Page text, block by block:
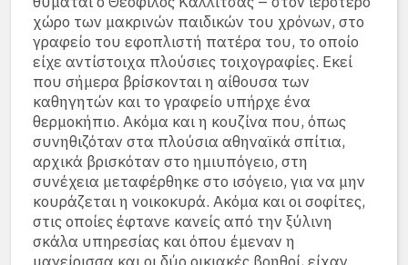
χώρο των μακρινών παιδικών του χρόνων, στο
γραφείο του εφοπλιστή πατέρα του, το οποίο
είχε αντίστοιχα πλούσιες τοιχογραφίες. Εκεί
που σήμερα βρίσκονται η αίθουσα των
καθηγητών και το γραφείο υπήρχε ένα
θερμοκήπιο. Ακόμα και η κουζίνα που, όπως
συνηθιζόταν στα πλούσια αθηναϊκά σπίτια,
αρχικά βρισκόταν στο ημιυπόγειο, στη
συνέχεια μεταφέρθηκε στο ισόγειο, για να μην
κουράζεται η νοικοκυρά. Ακόμα και οι σοφίτες,
στις οποίες έφτανε κανείς από την ξύλινη
σκάλα υπηρεσίας και όπου έμεναν η